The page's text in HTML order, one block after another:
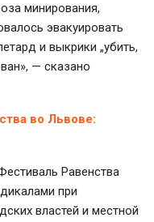
минирования,
эвакуировать
и выкрики „убить,
— сказано
во Львове:
Равенства
при
властей и местной